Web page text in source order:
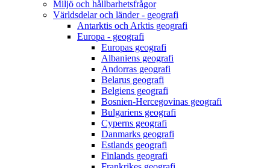
Miljö och hållbarhetsfrågor
Världsdelar och länder - geografi
Antarktis och Arktis geografi
Europa - geografi
Europas geografi
Albaniens geografi
Andorras geografi
Belarus geografi
Belgiens geografi
Bosnien-Hercegovinas geografi
Bulgariens geografi
Cyperns geografi
Danmarks geografi
Estlands geografi
Finlands geografi